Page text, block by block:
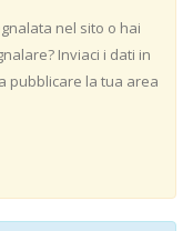
nel sito o hai
Inviaci i dati in
pubblicare la tua area